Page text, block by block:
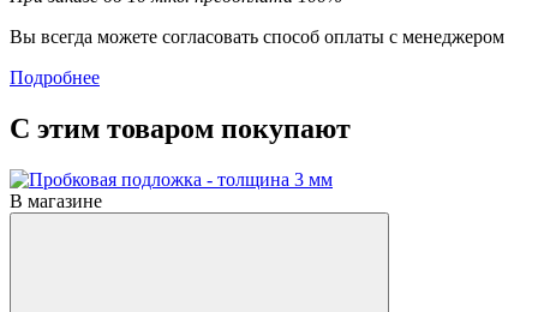
Вы всегда можете согласовать способ оплаты с менеджером
Подробнее
С этим товаром покупают
В магазине